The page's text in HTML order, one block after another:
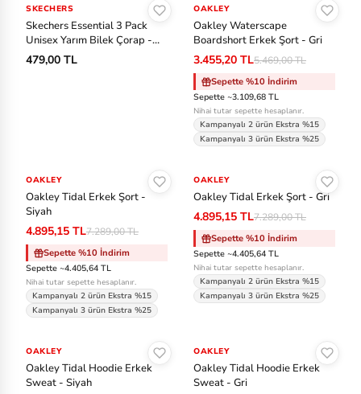
Tenis
Voleybol
ok
s
o
nv
er
se
Cr
oc
D
C
YENİ
SKECHERS
Skechers Essential 3 Pack
Unisex Yarım Bilek Çorap -
Çok Renkli
479,00 TL
-%37
OAKLEY
Oakley Waterscape
Boardshort Erkek Şort - Gri
3.455,20 TL5.469,00 TL
Sepette %10 İndirim
Sepette ~3.109,68 TL
Nihai tutar sepette hesaplanır.
Kampanyalı 2 ürün Ekstra %15
Kampanyalı 3 ürün Ekstra %25
-%33
OAKLEY
Oakley Tidal Erkek Şort -
Siyah
4.895,15 TL7.289,00 TL
Sepette %10 İndirim
Sepette ~4.405,64 TL
Nihai tutar sepette hesaplanır.
Kampanyalı 2 ürün Ekstra %15
Kampanyalı 3 ürün Ekstra %25
-%33
OAKLEY
Oakley Tidal Erkek Şort - Gri
4.895,15 TL7.289,00 TL
Sepette %10 İndirim
Sepette ~4.405,64 TL
Nihai tutar sepette hesaplanır.
Kampanyalı 2 ürün Ekstra %15
Kampanyalı 3 ürün Ekstra %25
-%45
OAKLEY
Oakley Tidal Hoodie Erkek
Sweat - Siyah
-%45
OAKLEY
Oakley Tidal Hoodie Erkek
Sweat - Gri